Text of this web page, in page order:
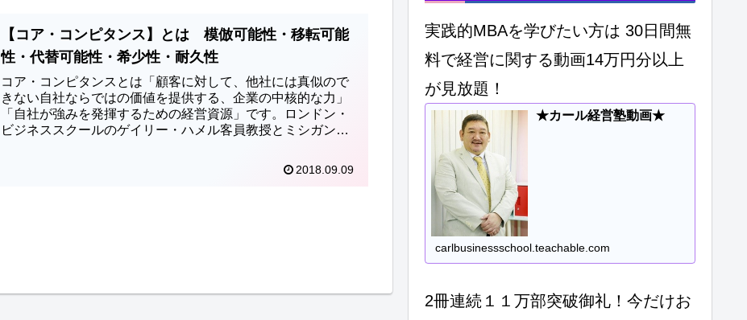
【コア・コンピタンス】とは 模倣可能性・移転可能
性・代替可能性・希少性・耐久性
コア・コンピタンスとは「顧客に対して、他社には真似ので
きない自社ならではの価値を提供する、企業の中核的な力」
「自社が強みを発揮するための経営資源」です。ロンドン・
ビジネススクールのゲイリー・ハメル客員教授とミシガン大
2018.09.09
実践的MBAを学びたい方は 30日間無
料で経営に関する動画14万円分以上
が見放題！
★カール経営塾動画★
carlbusinessschool.teachable.com
2冊連続１１万部突破御礼！今だけお